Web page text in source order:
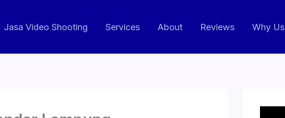
Jasa Video Shooting Services About Reviews Why Us